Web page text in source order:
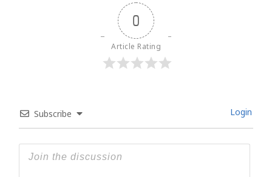
0
Article Rating
Subscribe Login